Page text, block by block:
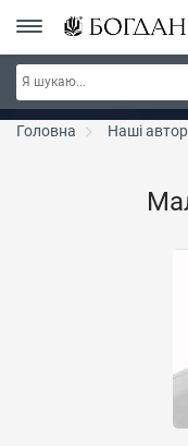
РОЗПРОДАЖ ~ 150 грн ~
300 грн ~
Головна Наші